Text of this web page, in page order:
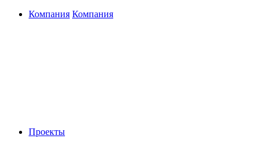
Компания Компания
Проекты